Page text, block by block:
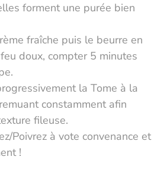
forment une purée bien
fraîche puis le beurre en
doux, compter 5 minutes
la Tome à la
constamment afin
fileuse.
Poivrez à vote convenance et
!